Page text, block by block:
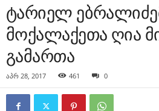
ტარიელ
მოქალაქეთა ღია
გამართა
აპრ 28, 2017 461 0